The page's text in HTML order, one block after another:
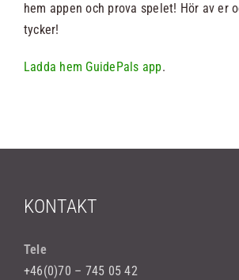
hem appen och prova spelet! Hör av er
tycker!
Ladda hem GuidePals app.
KONTAKT
Tele
+46(0)70 – 745 05 42